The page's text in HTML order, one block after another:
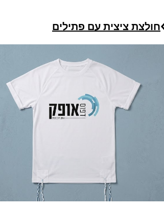
חולצת ציצית עם פתילים